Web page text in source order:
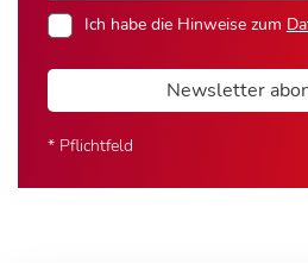
Ich habe die Hinweise zum
Newsletter
* Pflichtfeld